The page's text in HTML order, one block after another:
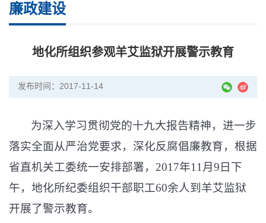
廉政建设
地化所组织参观羊艾监狱开展警示教育
发布时间：2017-11-14
为深入学习贯彻党的十九大报告精神，进一步
落实全面从严治党要求，深化反腐倡廉教育，根据
省直机关工委统一安排部署， 2017年11 月 9日下
午，地化所纪委组织干部职工60余人到羊艾监狱
开展了警示教育。